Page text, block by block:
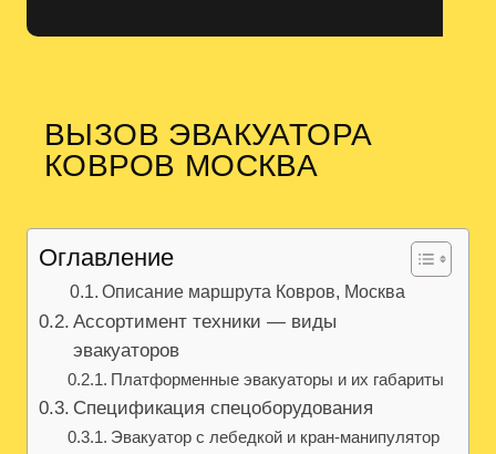
ВЫЗОВ ЭВАКУАТОРА
КОВРОВ МОСКВА
Оглавление
Описание маршрута Ковров, Москва
Ассортимент техники — виды
эвакуаторов
Платформенные эвакуаторы и их габариты
Спецификация спецоборудования
Эвакуатор с лебедкой и кран-манипулятор